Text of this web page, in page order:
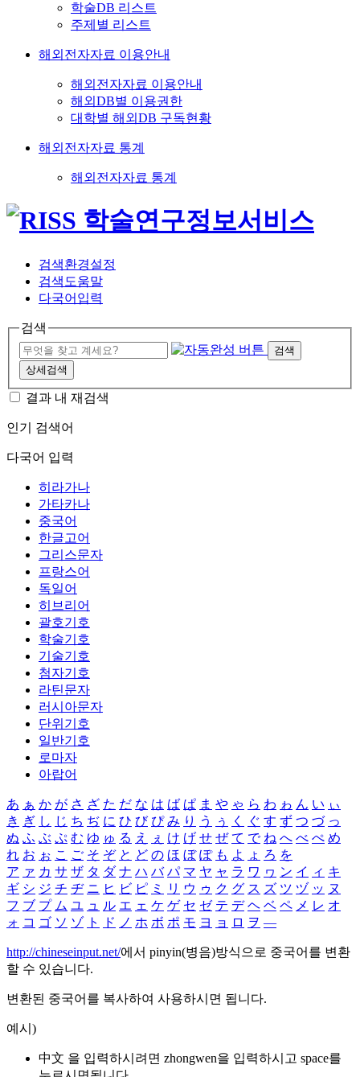
학술DB 리스트
주제별 리스트
해외전자자료 이용안내
해외전자자료 이용안내
해외DB별 이용권한
대학별 해외DB 구독현황
해외전자자료 통계
해외전자자료 통계
검색환경설정
검색도움말
다국어입력
검색
검색
상세검색
결과 내 재검색
인기 검색어
다국어 입력
히라가나
가타카나
중국어
한글고어
그리스문자
프랑스어
독일어
히브리어
괄호기호
학술기호
기술기호
첨자기호
라틴문자
러시아문자
단위기호
일반기호
로마자
아랍어
あ ぁ か が さ ざ た だ な は ば ぱ ま や ゃ ら わ ゎ ん い ぃ
き ぎ し じ ち ぢ に ひ び ぴ み り う ぅ く ぐ す ず つ づ っ
ぬ ふ ぶ ぷ む ゆ ゅ る え ぇ け げ せ ぜ て で ね へ べ ぺ め
れ お ぉ こ ご そ ぞ と ど の ほ ぼ ぽ も よ ょ ろ を
ア ァ カ サ ザ タ ダ ナ ハ バ パ マ ヤ ャ ラ ワ ヮ ン イ ィ キ
ギ シ ジ チ ヂ ニ ヒ ビ ピ ミ リ ウ ゥ ク グ ス ズ ツ ヅ ッ ヌ
フ ブ プ ム ユ ュ ル エ ェ ケ ゲ セ ゼ テ デ ヘ ベ ペ メ レ オ
ォ コ ゴ ソ ゾ ト ド ノ ホ ボ ポ モ ヨ ョ ロ ヲ ―
http://chineseinput.net/에서 pinyin(병음)방식으로 중국어를 변환
할 수 있습니다.
변환된 중국어를 복사하여 사용하시면 됩니다.
예시)
中文 을 입력하시려면 zhongwen을 입력하시고 space를